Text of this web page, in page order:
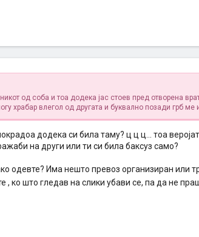
од соба и тоа додека јас стоев пред отворена
храбар влегол од другата и буквално позади грб ме
додека си била таму? ц ц ц... тоа
на други или ти си била баксуз само?
одевте? Има нешто превоз организиран или
, ко што гледав на слики убави се, па да не